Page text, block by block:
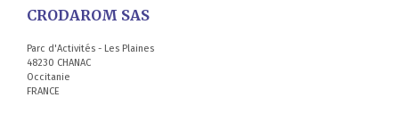
CRODAROM SAS
Parc d'Activités - Les Plaines
48230 CHANAC
Occitanie
FRANCE